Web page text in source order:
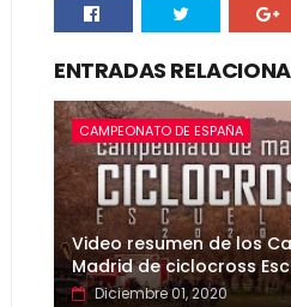
ENTRADAS
CAMPEONATO DE ESPAÑA
Video resumen de los
Madrid de ciclocross
Diciembre 01, 2020